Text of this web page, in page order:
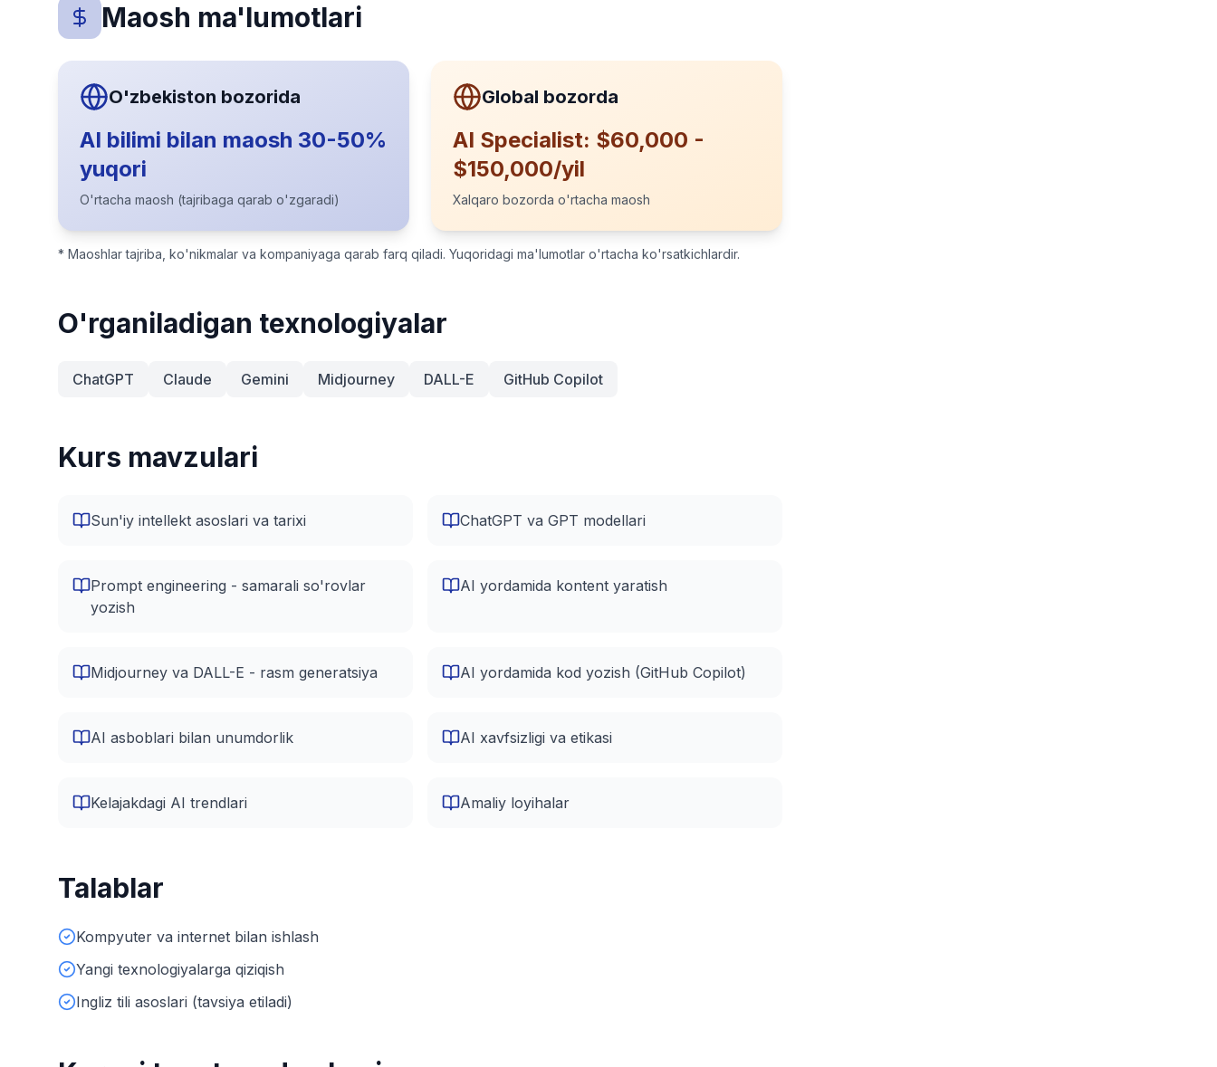
Maosh ma'lumotlari
O'zbekiston bozorida
AI bilimi bilan maosh 30-50%
yuqori
O'rtacha maosh (tajribaga qarab o'zgaradi)
Global bozorda
AI Specialist: $60,000 -
$150,000/yil
Xalqaro bozorda o'rtacha maosh
* Maoshlar tajriba, ko'nikmalar va kompaniyaga qarab farq qiladi. Yuqoridagi ma'lumotlar o'rtacha ko'rsatkichlardir.
O'rganiladigan texnologiyalar
ChatGPT Claude Gemini Midjourney DALL-E GitHub Copilot
Kurs mavzulari
Sun'iy intellekt asoslari va tarixi ChatGPT va GPT modellari
Prompt engineering - samarali so'rovlar
yozish
AI yordamida kontent yaratish
Midjourney va DALL-E - rasm generatsiya AI yordamida kod yozish (GitHub Copilot)
AI asboblari bilan unumdorlik AI xavfsizligi va etikasi
Kelajakdagi AI trendlari Amaliy loyihalar
Talablar
Kompyuter va internet bilan ishlash
Yangi texnologiyalarga qiziqish
Ingliz tili asoslari (tavsiya etiladi)